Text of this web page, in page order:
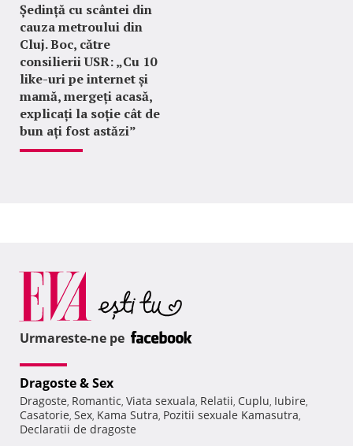
Ședință cu scântei din
cauza metroului din
Cluj. Boc, către
consilierii USR: „Cu 10
like-uri pe internet și
mamă, mergeți acasă,
explicați la soție cât de
bun ați fost astăzi”
Urmareste-ne pe
Dragoste & Sex
Dragoste, Romantic, Viata sexuala, Relatii, Cuplu, Iubire,
Casatorie, Sex, Kama Sutra, Pozitii sexuale Kamasutra,
Declaratii de dragoste